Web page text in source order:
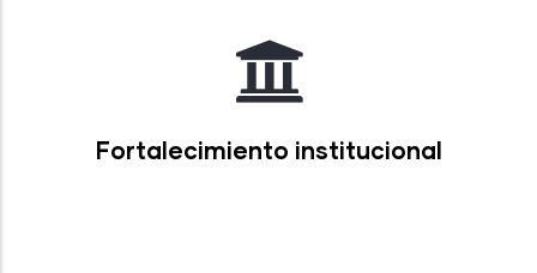
Fortalecimiento institucional